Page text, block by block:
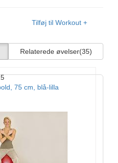
Tilføj til Workout +
Relaterede øvelser(35)
75 cm, blå-lilla